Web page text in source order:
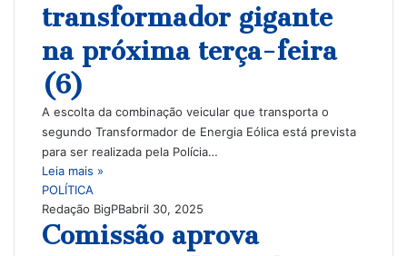
transformador gigante
na próxima terça-feira
(6)
A escolta da combinação veicular que transporta o
segundo Transformador de Energia Eólica está prevista
para ser realizada pela Polícia…
Leia mais »
POLÍTICA
Redação BigPBabril 30, 2025
Comissão aprova